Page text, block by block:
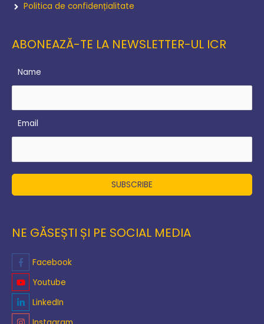
Politica de confidențialitate
ABONEAZĂ-TE LA NEWSLETTER-UL ICR
Name
Email
NE GĂSEȘTI ȘI PE SOCIAL MEDIA
Facebook
Youtube
LinkedIn